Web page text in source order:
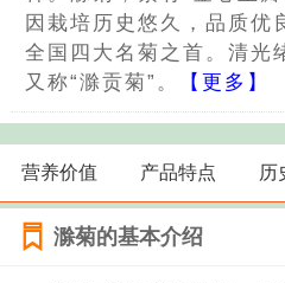
因栽培历史悠久，品质优
全国四大名菊之首。清光
又称“滁贡菊”。
【更多】
营养价值 产品特点 历
滁菊的基本介绍